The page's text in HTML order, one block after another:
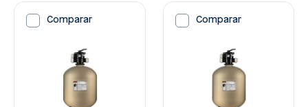
Comparar Comparar